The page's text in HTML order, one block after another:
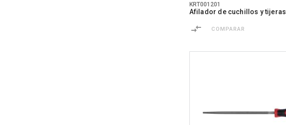
KRT001201
Afilador de cuchillos y tijeras
COMPARAR